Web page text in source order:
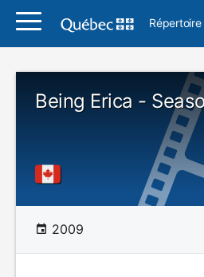
Being Erica -
2009